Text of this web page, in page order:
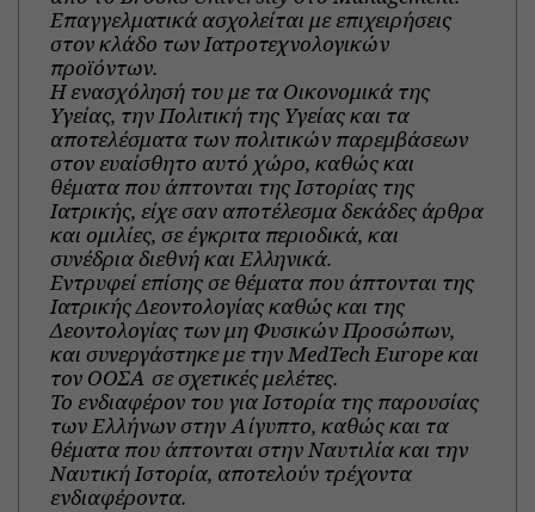
Επαγγελματικά ασχολείται με επιχειρήσεις
στον κλάδο των Ιατροτεχνολογικών
προϊόντων.
Η ενασχόλησή του με τα Οικονομικά της
Υγείας, την Πολιτική της Υγείας και τα
αποτελέσματα των πολιτικών παρεμβάσεων
στον ευαίσθητο αυτό χώρο, καθώς και
θέματα που άπτονται της Ιστορίας της
Ιατρικής, είχε σαν αποτέλεσμα δεκάδες άρθρα
και ομιλίες, σε έγκριτα περιοδικά, και
συνέδρια διεθνή και Ελληνικά.
Εντρυφεί επίσης σε θέματα που άπτονται της
Ιατρικής Δεοντολογίας καθώς και της
Δεοντολογίας των μη Φυσικών Προσώπων,
και συνεργάστηκε με την MedTech Europe και
τον ΟΟΣΑ σε σχετικές μελέτες.
Το ενδιαφέρον του για Ιστορία της παρουσίας
των Ελλήνων στην Αίγυπτο, καθώς και τα
θέματα που άπτονται στην Ναυτιλία και την
Ναυτική Ιστορία, αποτελούν τρέχοντα
ενδιαφέροντα.